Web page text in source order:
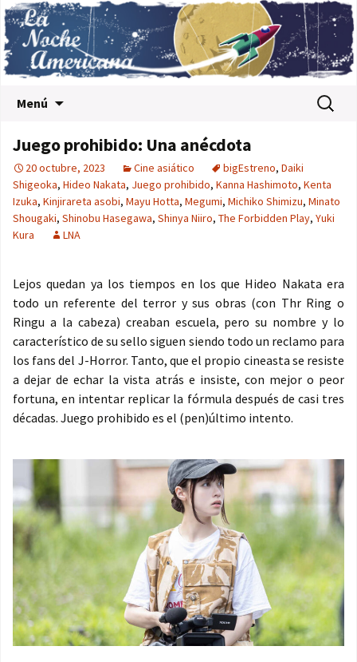
Menú Buscar:
Juego prohibido: Una anécdota
20 octubre, 2023 Cine asiático bigEstreno, Daiki
Shigeoka, Hideo Nakata, Juego prohibido, Kanna Hashimoto, Kenta
Izuka, Kinjirareta asobi, Mayu Hotta, Megumi, Michiko Shimizu, Minato
Shougaki, Shinobu Hasegawa, Shinya Niiro, The Forbidden Play, Yuki
Kura
LNA
Lejos quedan ya los tiempos en los que Hideo Nakata era
todo un referente del terror y sus obras (con Thr Ring o
Ringu a la cabeza) creaban escuela, pero su nombre y lo
característico de su sello siguen siendo todo un reclamo para
los fans del J-Horror. Tanto, que el propio cineasta se resiste
a dejar de echar la vista atrás e insiste, con mejor o peor
fortuna, en intentar replicar la fórmula después de casi tres
décadas. Juego prohibido es el (pen)último intento.